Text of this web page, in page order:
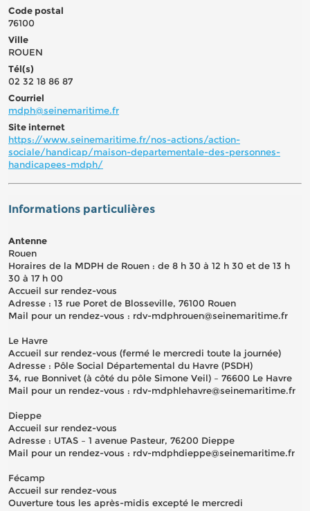
Code postal
76100
Ville
ROUEN
Tél(s)
02 32 18 86 87
Courriel
mdph@seinemaritime.fr
Site internet
https://www.seinemaritime.fr/nos-actions/action-
sociale/handicap/maison-departementale-des-personnes-
handicapees-mdph/
Informations particulières
Antenne
Rouen
Horaires de la MDPH de Rouen : de 8 h 30 à 12 h 30 et de 13 h
30 à 17 h 00
Accueil sur rendez-vous
Adresse : 13 rue Poret de Blosseville, 76100 Rouen
Mail pour un rendez-vous : rdv-mdphrouen@seinemaritime.fr
Le Havre
Accueil sur rendez-vous (fermé le mercredi toute la journée)
Adresse : Pôle Social Départemental du Havre (PSDH)
34, rue Bonnivet (à côté du pôle Simone Veil) – 76600 Le Havre
Mail pour un rendez-vous : rdv-mdphlehavre@seinemaritime.fr
Dieppe
Accueil sur rendez-vous
Adresse : UTAS – 1 avenue Pasteur, 76200 Dieppe
Mail pour un rendez-vous : rdv-mdphdieppe@seinemaritime.fr
Fécamp
Accueil sur rendez-vous
Ouverture tous les après-midis excepté le mercredi